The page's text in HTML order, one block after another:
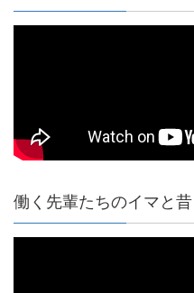
働く先輩たちのイマと昔